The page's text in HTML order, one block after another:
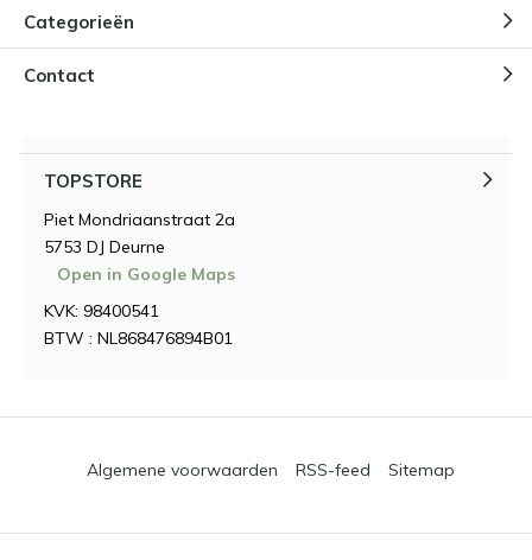
Categorieën
Contact
TOPSTORE
Piet Mondriaanstraat 2a
5753 DJ Deurne
Open in Google Maps
KVK: 98400541
BTW : NL868476894B01
Algemene voorwaarden RSS-feed Sitemap